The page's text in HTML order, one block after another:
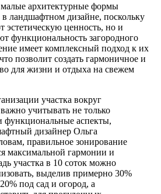
малые архитектурные формы
ландшафтном дизайне, поскольку
эстетическую ценность, но и
функциональность загородного
имеет комплексный подход к их
позволит создать гармоничное и
для жизни и отдыха на свежем
участка вокруг
учитывать не только
функциональные аспекты,
дизайнер Ольга
правильное зонирование
максимальной гармонии и
участка в 10 соток можно
выделив примерно 30%
под сад и огород, а